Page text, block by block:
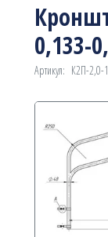
0,133-
Артикул: К2П-2,0-